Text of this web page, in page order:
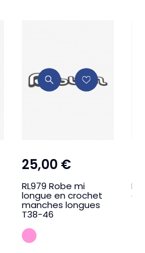
25,00 €
RL979 Robe mi
longue en crochet
manches longues
T38-46
ROSEMALABA